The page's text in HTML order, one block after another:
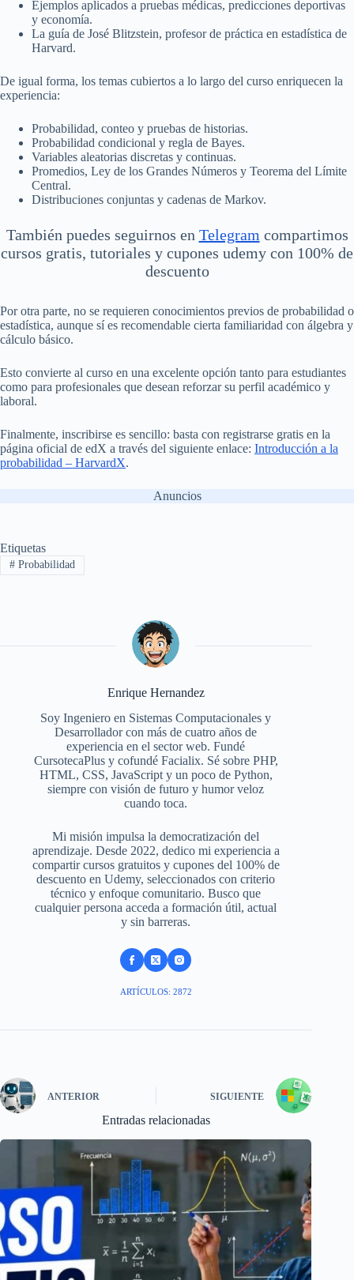
Ejemplos aplicados a pruebas médicas, predicciones deportivas
y economía.
La guía de José Blitzstein, profesor de práctica en estadística de
Harvard.
De igual forma, los temas cubiertos a lo largo del curso enriquecen la
experiencia:
Probabilidad, conteo y pruebas de historias.
Probabilidad condicional y regla de Bayes.
Variables aleatorias discretas y continuas.
Promedios, Ley de los Grandes Números y Teorema del Límite
Central.
Distribuciones conjuntas y cadenas de Markov.
También puedes seguirnos en Telegram compartimos
cursos gratis, tutoriales y cupones udemy con 100% de
descuento
Por otra parte, no se requieren conocimientos previos de probabilidad o
estadística, aunque sí es recomendable cierta familiaridad con álgebra y
cálculo básico.
Esto convierte al curso en una excelente opción tanto para estudiantes
como para profesionales que desean reforzar su perfil académico y
laboral.
Finalmente, inscribirse es sencillo: basta con registrarse gratis en la
página oficial de edX a través del siguiente enlace: Introducción a la
probabilidad – HarvardX.
Anuncios
Etiquetas
#Probabilidad
Enrique Hernandez
Soy Ingeniero en Sistemas Computacionales y
Desarrollador con más de cuatro años de
experiencia en el sector web. Fundé
CursotecaPlus y cofundé Facialix. Sé sobre PHP,
HTML, CSS, JavaScript y un poco de Python,
siempre con visión de futuro y humor veloz
cuando toca.
Mi misión impulsa la democratización del
aprendizaje. Desde 2022, dedico mi experiencia a
compartir cursos gratuitos y cupones del 100% de
descuento en Udemy, seleccionados con criterio
técnico y enfoque comunitario. Busco que
cualquier persona acceda a formación útil, actual
y sin barreras.
ARTÍCULOS: 2872
ANTERIOR SIGUIENTE
Entradas relacionadas